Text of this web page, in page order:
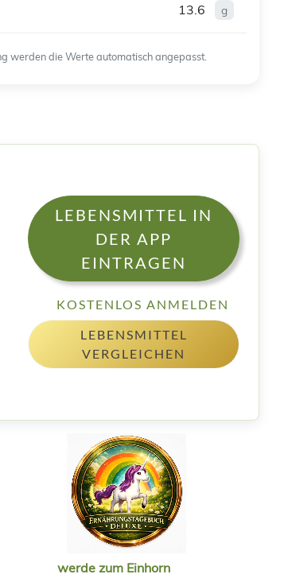
13.6 g
werden die Werte automatisch angepasst.
LEBENSMITTEL IN
DER APP
EINTRAGEN
KOSTENLOS ANMELDEN
LEBENSMITTEL
VERGLEICHEN
werde zum Einhorn